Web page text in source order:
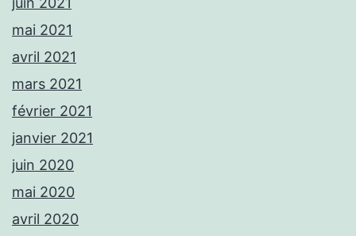
mai 2021
avril 2021
mars 2021
février 2021
janvier 2021
juin 2020
mai 2020
avril 2020